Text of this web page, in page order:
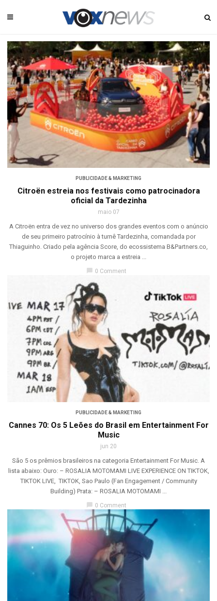
PUBLICIDADE & MARKETING
Citroën estreia nos festivais como patrocinadora
oficial da Tardezinha
maio 07
A Citroën entra de vez no universo dos grandes eventos com o anúncio
de seu primeiro patrocínio à turnê Tardezinha, comandada por
Thiaguinho. Criado pela agência Score, do ecossistema B&Partners.co,
o projeto marca a estreia ...
chat_bubble 0 Comment
PUBLICIDADE & MARKETING
Cannes 70: Os 5 Leões do Brasil em Entertainment For
Music
jun 20
São 5 os prêmios brasileiros na categoria Entertainment For Music. A
lista abaixo: Ouro: – ROSALIA MOTOMAMI LIVE EXPERIENCE ON TIKTOK,
TIKTOK LIVE, TIKTOK, Sao Paulo (Fan Engagement / Community
Building) Prata: – ROSALIA MOTOMAMI ...
0 Comment